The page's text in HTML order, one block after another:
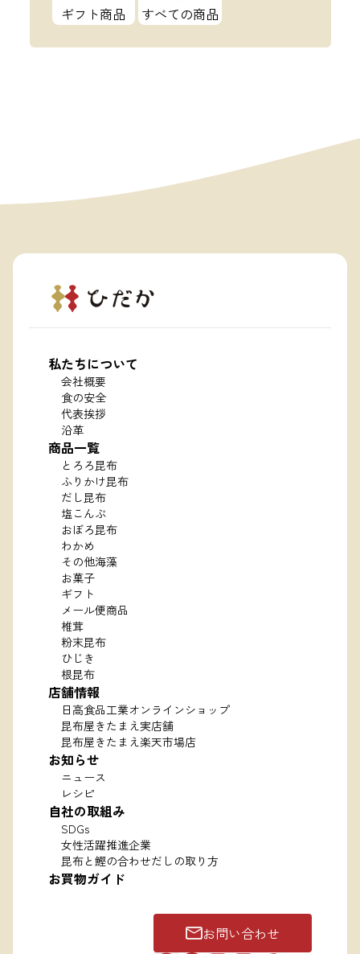
ギフト商品 すべての商品
私たちについて
会社概要
食の安全
代表挨拶
沿革
商品一覧
とろろ昆布
ふりかけ昆布
だし昆布
塩こんぶ
おぼろ昆布
わかめ
その他海藻
お菓子
ギフト
メール便商品
椎茸
粉末昆布
ひじき
根昆布
店舗情報
日高食品工業オンラインショップ
昆布屋きたまえ実店舗
昆布屋きたまえ楽天市場店
お知らせ
ニュース
レシピ
自社の取組み
SDGs
女性活躍推進企業
昆布と鰹の合わせだしの取り方
お買物ガイド
お問い合わせ